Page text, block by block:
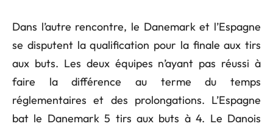
Dans l’autre rencontre, le Danemark et l’Espagne
se disputent la qualification pour la finale aux tirs
aux buts. Les deux équipes n’ayant pas réussi à
faire la différence au terme du temps
réglementaires et des prolongations. L’Espagne
bat le Danemark 5 tirs aux buts à 4. Le Danois